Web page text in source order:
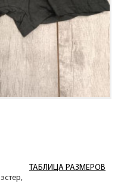
ТАБЛИЦА РАЗМЕРОВ